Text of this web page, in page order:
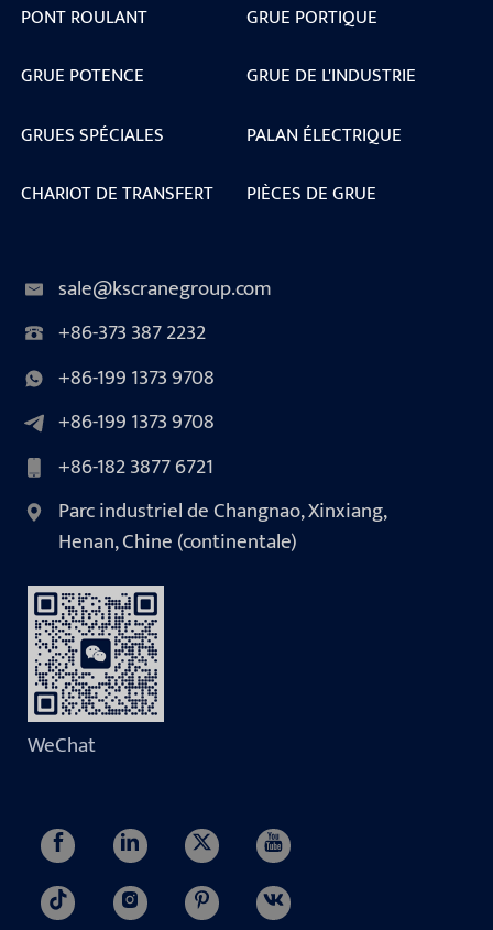
PONT ROULANT
GRUE PORTIQUE
GRUE POTENCE
GRUE DE L'INDUSTRIE
GRUES SPÉCIALES
PALAN ÉLECTRIQUE
CHARIOT DE TRANSFERT
PIÈCES DE GRUE
sale@kscranegroup.com
+86-373 387 2232
+86-199 1373 9708
+86-199 1373 9708
+86-182 3877 6721
Parc industriel de Changnao, Xinxiang,
Henan, Chine (continentale)
WeChat